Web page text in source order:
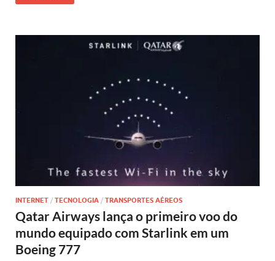
INTERNET / TECNOLOGIA / TRANSPORTES AÉREOS
Qatar Airways lança o primeiro voo do
mundo equipado com Starlink em um
Boeing 777